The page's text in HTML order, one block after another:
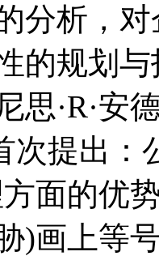
分析，
的规划
·R·安德
次提出
面的优
)画上等